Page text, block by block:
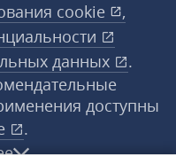
cookie
,
данных
.
доступны
.